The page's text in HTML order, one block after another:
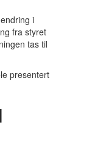
i
fra styret
tas til
presentert